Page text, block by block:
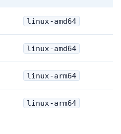
linux-amd64
linux-amd64
linux-arm64
linux-arm64